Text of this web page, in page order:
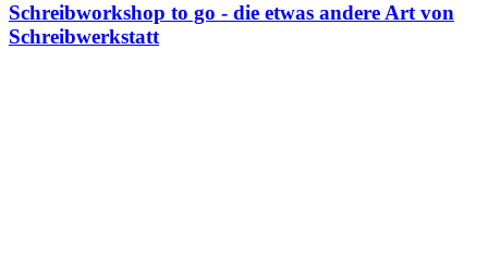
Schreibworkshop to go - die etwas andere Art von
Schreibwerkstatt